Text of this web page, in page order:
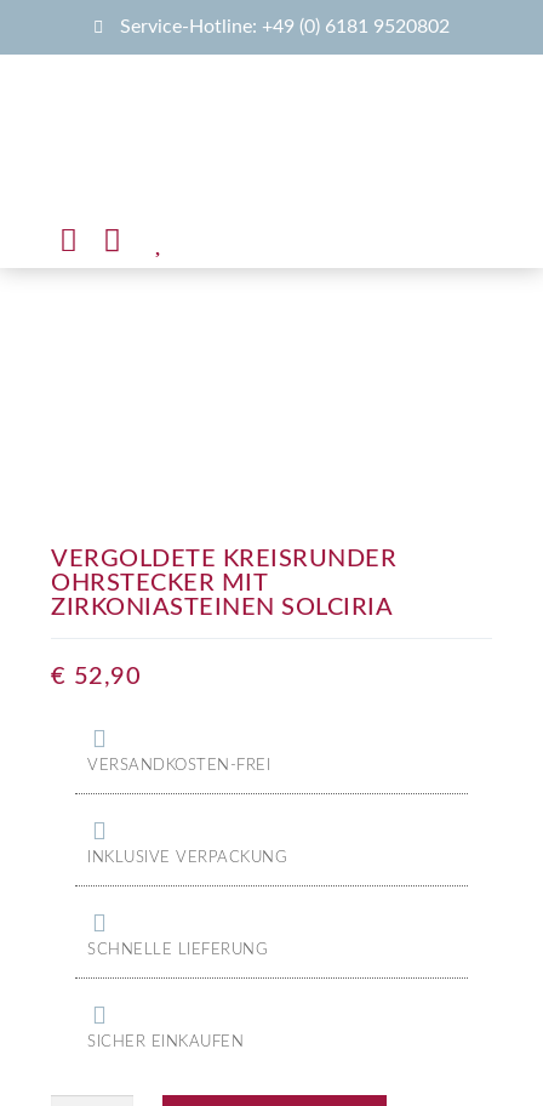
Service-Hotline: +49 (0) 6181 9520802
VERGOLDETE KREISRUNDER
OHRSTECKER MIT
ZIRKONIASTEINEN SOLCIRIA
€ 52,90
VERSANDKOSTEN-FREI
INKLUSIVE VERPACKUNG
SCHNELLE LIEFERUNG
SICHER EINKAUFEN